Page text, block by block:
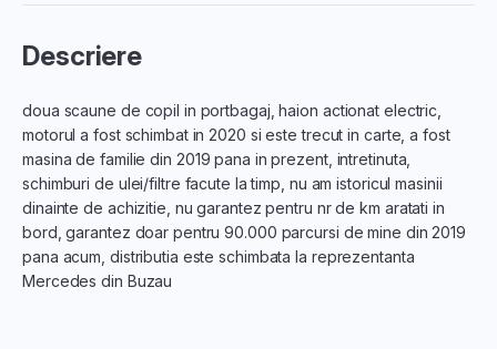
Descriere
doua scaune de copil in portbagaj, haion actionat electric,
motorul a fost schimbat in 2020 si este trecut in carte, a fost
masina de familie din 2019 pana in prezent, intretinuta,
schimburi de ulei/filtre facute la timp, nu am istoricul masinii
dinainte de achizitie, nu garantez pentru nr de km aratati in
bord, garantez doar pentru 90.000 parcursi de mine din 2019
pana acum, distributia este schimbata la reprezentanta
Mercedes din Buzau